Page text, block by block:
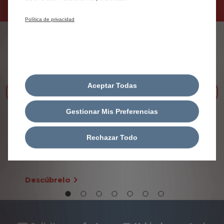
Anterior
Descúbrelo
Política de privacidad
Gestionar Mis Preferencias
Aceptar Todas
Rechazar Todo